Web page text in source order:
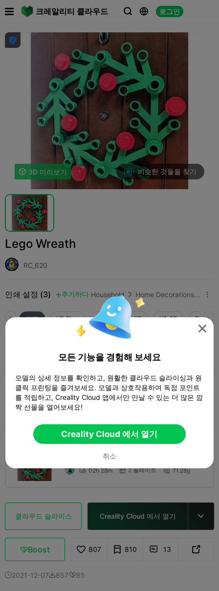
크레알리티 클라우드   로그인


 3D 미리보기 비슷한 것들을 찾기
Lego Wreath
RC_620
인쇄 설정 (3)  추가하다 Household  Home Decorations & Ornaments 
모두 K2 Plus K2 Pro K2 K2 SE
 02h 07m  1 플레이트
0.2mm layer, 2 walls, 10 infill
0.2mm layer, 2 walls, 15% infill
 02h 28m  2 플레이트  71.28g
클라우드 슬라이스 Creality Cloud 에서 열기 
Boost 807 810  13 
2021-12-0785785

모든 기능을 경험해 보세요
모델의 상세 정보를 확인하고, 원활한 클라우드 슬라이싱과 원
클릭 프린팅을 즐겨보세요. 모델과 상호작용하여 독점 포인트
를 적립하고, Creality Cloud 앱에서만 만날 수 있는 더 많은 깜
짝 선물을 열어보세요!
Creality Cloud 에서 열기
취소